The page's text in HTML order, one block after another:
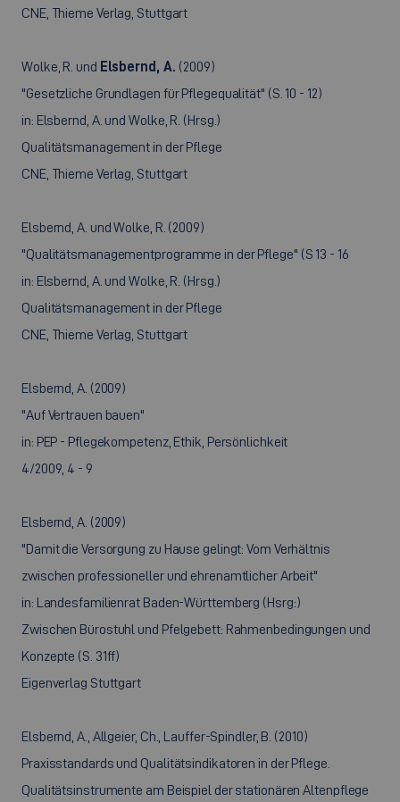
CNE, Thieme Verlag, Stuttgart
Wolke, R. und Elsbernd, A. (2009)
"Gesetzliche Grundlagen für Pflegequalität" (S. 10 - 12)
in: Elsbernd, A. und Wolke, R. (Hrsg.)
Qualitätsmanagement in der Pflege
CNE, Thieme Verlag, Stuttgart
Elsbernd, A. und Wolke, R. (2009)
"Qualitätsmanagementprogramme in der Pflege" (S 13 - 16
in: Elsbernd, A. und Wolke, R. (Hrsg.)
Qualitätsmanagement in der Pflege
CNE, Thieme Verlag, Stuttgart
Elsbernd, A. (2009)
"Auf Vertrauen bauen"
in: PEP - Pflegekompetenz, Ethik, Persönlichkeit
4/2009, 4 - 9
Elsbernd, A. (2009)
"Damit die Versorgung zu Hause gelingt: Vom Verhältnis
zwischen professioneller und ehrenamtlicher Arbeit"
in: Landesfamilienrat Baden-Württemberg (Hsrg:)
Zwischen Bürostuhl und Pfelgebett: Rahmenbedingungen und
Konzepte (S. 31ff)
Eigenverlag Stuttgart
Elsbernd, A., Allgeier, Ch., Lauffer-Spindler, B. (2010)
Praxisstandards und Qualitätsindikatoren in der Pflege.
Qualitätsinstrumente am Beispiel der stationären Altenpflege